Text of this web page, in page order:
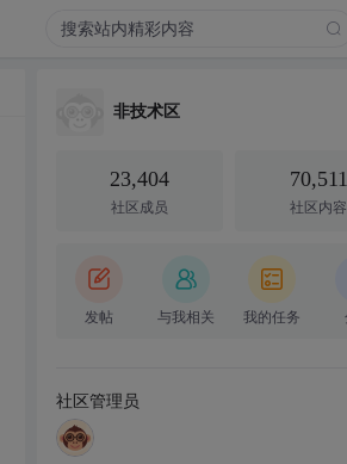
非技术区
23,404
社区成员
70,511
社区内容
发帖 与我相关 我的任务
社区管理员